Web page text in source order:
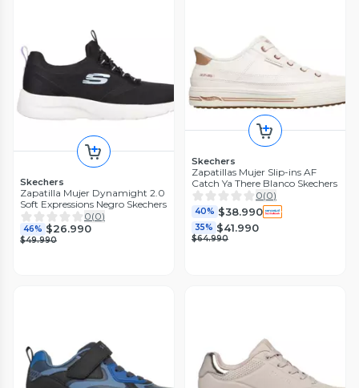
Skechers
Zapatilla Mujer Dynamight 2.0
Soft Expressions Negro Skechers
0(0)
46% $26.990
$49.990
Skechers
Zapatillas Mujer Slip-ins AF
Catch Ya There Blanco Skechers
0(0)
40% $38.990
35% $41.990
$64.990